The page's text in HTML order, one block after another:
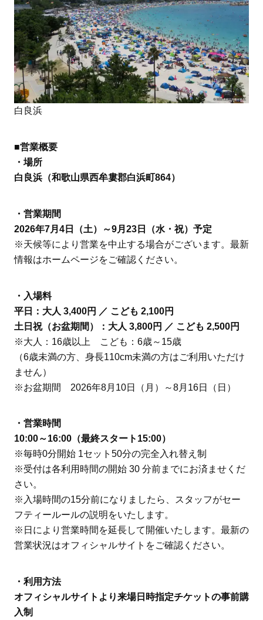
白良浜
■営業概要
・場所
白良浜（和歌山県西牟婁郡白浜町864）
・営業期間
2026年7月4日（土）～9月23日（水・祝）予定
※天候等により営業を中止する場合がございます。最新
情報はホームページをご確認ください。
・入場料
平日：大人 3,400円 ／ こども 2,100円
土日祝（お盆期間）：大人 3,800円 ／ こども 2,500円
※大人：16歳以上 こども：6歳～15歳
（6歳未満の方、身長110cm未満の方はご利用いただけ
ません）
※お盆期間 2026年8月10日（月）～8月16日（日）
・営業時間
10:00～16:00（最終スタート15:00）
※毎時0分開始 1セット50分の完全入れ替え制
※受付は各利用時間の開始 30 分前までにお済ませくだ
さい。
※入場時間の15分前になりましたら、スタッフがセー
フティールールの説明をいたします。
※日により営業時間を延長して開催いたします。最新の
営業状況はオフィシャルサイトをご確認ください。
・利用方法
オフィシャルサイトより来場日時指定チケットの事前購
入制